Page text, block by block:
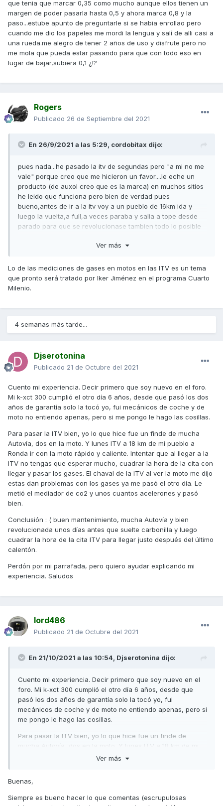
que tenia que marcar 0,35 como mucho aunque ellos tienen un
margen de poder pasarla hasta 0,5 y ahora marca 0,8 y la
paso...estube apunto de preguntarle si se habia enrollao pero
cuando me dio los papeles me mordi la lengua y salí de alli casi a
una rueda.me alegro de tener 2 años de uso y disfrute pero no
me mola que pueda estar pasando para que con todo eso en
lugar de bajar,subiera 0,1 ¿!?
Rogers
Publicado 26 de Septiembre del 2021
En 26/9/2021 a las 5:29, cordobitax dijo:
pues nada...he pasado la itv de segundas pero "a mi no me
vale" porque creo que me hicieron un favor....le eche un
producto (de auxol creo que es la marca) en muchos sitios
he leido que funciona pero bien de verdad pues
bueno,antes de ir a la itv voy a un pueblo de 16km ida y
luego la vuelta,a full,a veces paraba y salia a tope desde
parado para que se revolucionase tambien todo lo posible
moscas,le quite el filtro de aire y le quite un manguito que
gases del motor pues entro y cual es mi sorpresa que me
dio mas!!! la otra vez me dio entre 0,6 y 0,8 a veces,en esta
ocasion no bajaba de 0,8 y alguna vez llego a 0,9....me
cuadrado en verde y listo...no entiendo un carajo,o fue una
interprete mal los numeros de la pantalla pero la semana
anterior me lo explico el otro operario que tenia que marcar
pasarla hasta 0,5 y ahora marca 0,8 y la paso...estube
apunto de preguntarle si se habia enrollao pero cuando me
rueda.me alegro de tener 2 años de uso y disfrute pero no
me mola que pueda estar pasando para que con todo eso
en lugar de bajar,subiera 0,1 ¿!?
Ver más
Lo de las mediciones de gases en motos en las ITV es un tema
que pronto será tratado por Iker Jiménez en el programa Cuarto
Milenio.
4 semanas más tarde...
Djserotonina
Publicado 21 de Octubre del 2021
Cuento mi experiencia. Decir primero que soy nuevo en el foro.
Mi k-xct 300 cumplió el otro día 6 años, desde que pasó los dos
años de garantía solo la tocó yo, fui mecánicos de coche y de
moto no entiendo apenas, pero si me pongo le hago las cosillas.
Para pasar la ITV bien, yo lo que hice fue un finde de mucha
Autovía, dos en la moto. Y lunes ITV a 18 km de mi pueblo a
Ronda ir con la moto rápido y caliente. Intentar que al llegar a la
ITV no tengas que esperar mucho, cuadrar la hora de la cita con
llegar y pasar los gases. El chaval de la ITV al ver la moto me dijo
estas dan problemas con los gases ya me pasó el otro día. Le
metió el mediador de co2 y unos cuantos acelerones y pasó
bien.
Conclusión : ( buen mantenimiento, mucha Autovía y bien
revolucionada unos días antes que suelte carbonilla y luego
cuadrar la hora de la cita ITV para llegar justo después del último
calentón.
Perdón por mi parrafada, pero quiero ayudar explicando mi
experiencia. Saludos
lord486
Publicado 21 de Octubre del 2021
En 21/10/2021 a las 10:54, Djserotonina dijo:
Cuento mi experiencia. Decir primero que soy nuevo en el
foro. Mi k-xct 300 cumplió el otro día 6 años, desde que
pasó los dos años de garantía solo la tocó yo, fui
mecánicos de coche y de moto no entiendo apenas, pero si
me pongo le hago las cosillas.
Para pasar la ITV bien, yo lo que hice fue un finde de
mucha Autovía, dos en la moto. Y lunes ITV a 18 km de mi
pueblo a Ronda ir con la moto rápido y caliente. Intentar
chaval de la ITV al ver la moto me dijo estas dan problemas
con los gases ya me pasó el otro día. Le metió el mediador
Ver más
Buenas,
Siempre es bueno hacer lo que comentas (escrupulosas